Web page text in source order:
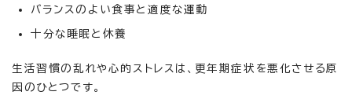
バランスのよい食事と適度な運動
十分な睡眠と休養
生活習慣の乱れや心的ストレスは、更年期症状を悪化させる原
因のひとつです。